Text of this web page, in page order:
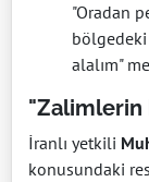
"Oradan
bölgedeki
alalım"
"Zalimlerin
İranlı yetkili
konusundaki